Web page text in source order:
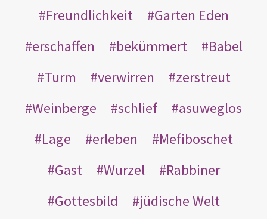
Freundlichkeit
Garten Eden
erschaffen
bekümmert
Babel
Turm
verwirren
zerstreut
Weinberge
schlief
asuweglos
Lage
erleben
Mefiboschet
Gast
Wurzel
Rabbiner
Gottesbild
jüdische Welt